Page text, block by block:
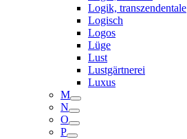
Logik, transzendentale
Logisch
Logos
Lüge
Lust
Lustgärtnerei
Luxus
M
N
O
P